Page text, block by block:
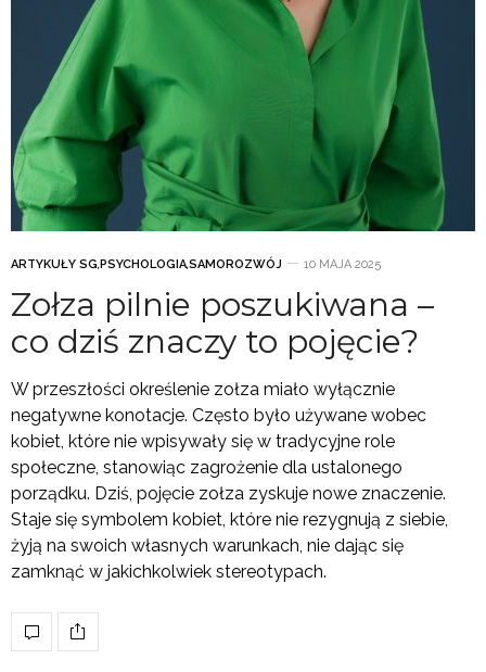
ARTYKUŁY SG,PSYCHOLOGIA,SAMOROZWÓJ 10 MAJA 2025
Zołza pilnie poszukiwana –
co dziś znaczy to pojęcie?
W przeszłości określenie zołza miało wyłącznie
negatywne konotacje. Często było używane wobec
kobiet, które nie wpisywały się w tradycyjne role
społeczne, stanowiąc zagrożenie dla ustalonego
porządku. Dziś, pojęcie zołza zyskuje nowe znaczenie.
Staje się symbolem kobiet, które nie rezygnują z siebie,
żyją na swoich własnych warunkach, nie dając się
zamknąć w jakichkolwiek stereotypach.